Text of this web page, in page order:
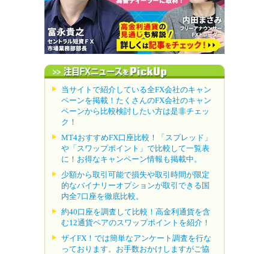
当サイトで紹介している全FX会社のキャン
ペーンを掲載！たくさんのFX会社のキャン
ペーンから比較検討したい方は是非チェッ
ク！
MT4おすすめFX口座比較！「スプレッド」
や「スワップポイント」で比較して一覧表
に！お得なキャンペーン情報も掲載中。
少額から取引可能で損失や取引時間が限定
的なバイナリーオプションが取引できる国
内全7口座を徹底比較。
約40口座を調査して比較！高金利通貨を含
む12通貨ペアのスワップポイントを紹介！
ザイFX！では簡単なアンケート調査を行な
っております。お手数おかけしますがご協